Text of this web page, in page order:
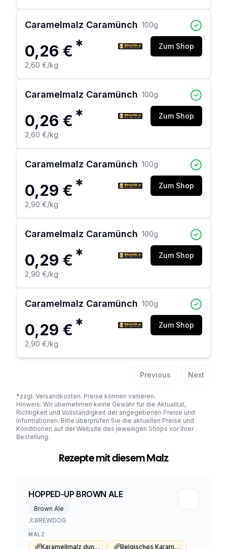
Caramelmalz Caramünch 100g
0,26 € *
2,60 €/kg
Zum Shop
Caramelmalz Caramünch 100g
0,26 € *
2,60 €/kg
Zum Shop
Caramelmalz Caramünch 100g
0,29 € *
2,90 €/kg
Zum Shop
Caramelmalz Caramünch 100g
0,29 € *
2,90 €/kg
Zum Shop
Caramelmalz Caramünch 100g
0,29 € *
2,90 €/kg
Zum Shop
Previous Next
*zzgl. Versandkosten. Preise können variieren.
Hinweis: Wir übernehmen keine Gewähr für die Aktualität,
Richtigkeit und Vollständigkeit der angegebenen Preise und
Informationen. Bitte überprüfen Sie die aktuellen Preise und
Konditionen auf der Website des jeweiligen Shops vor Ihrer
Bestellung.
Rezepte mit diesem Malz
HOPPED-UP BROWN ALE
Brown Ale
BREWDOG
MALZ
Karamellmalz dunkel Typ 3 Belgisches Karamellmalz